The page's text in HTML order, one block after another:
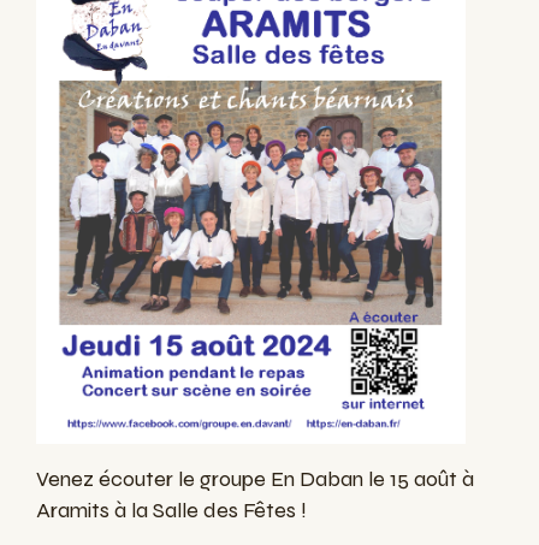
Venez écouter le groupe En Daban le 15 août à
Aramits à la Salle des Fêtes !